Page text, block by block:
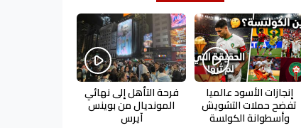
إنجازات الأسود عالميا
تفضح حملات التشويش
وأسطوانة الكولسة
فرحة التأهل إلى نهائي
المونديال من بوينس
آيرس